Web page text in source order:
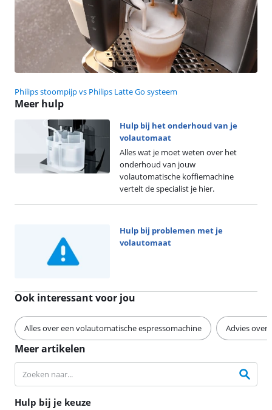
Philips stoompijp vs Philips Latte Go systeem
Meer hulp
Hulp bij het onderhoud van je
volautomaat
Alles wat je moet weten over het
onderhoud van jouw
volautomatische koffiemachine
vertelt de specialist je hier.
Hulp bij problemen met je
volautomaat
Ook interessant voor jou
Alles over een volautomatische espressomachine Advies over
Meer artikelen
Hulp bij je keuze